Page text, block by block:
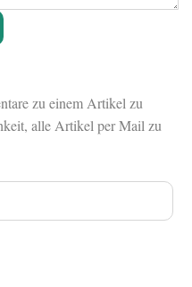
zu einem Artikel zu
alle Artikel per Mail zu